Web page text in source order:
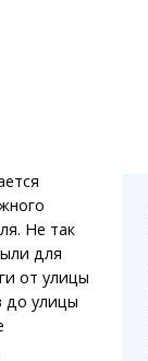
Не так
для
от улицы
до улицы